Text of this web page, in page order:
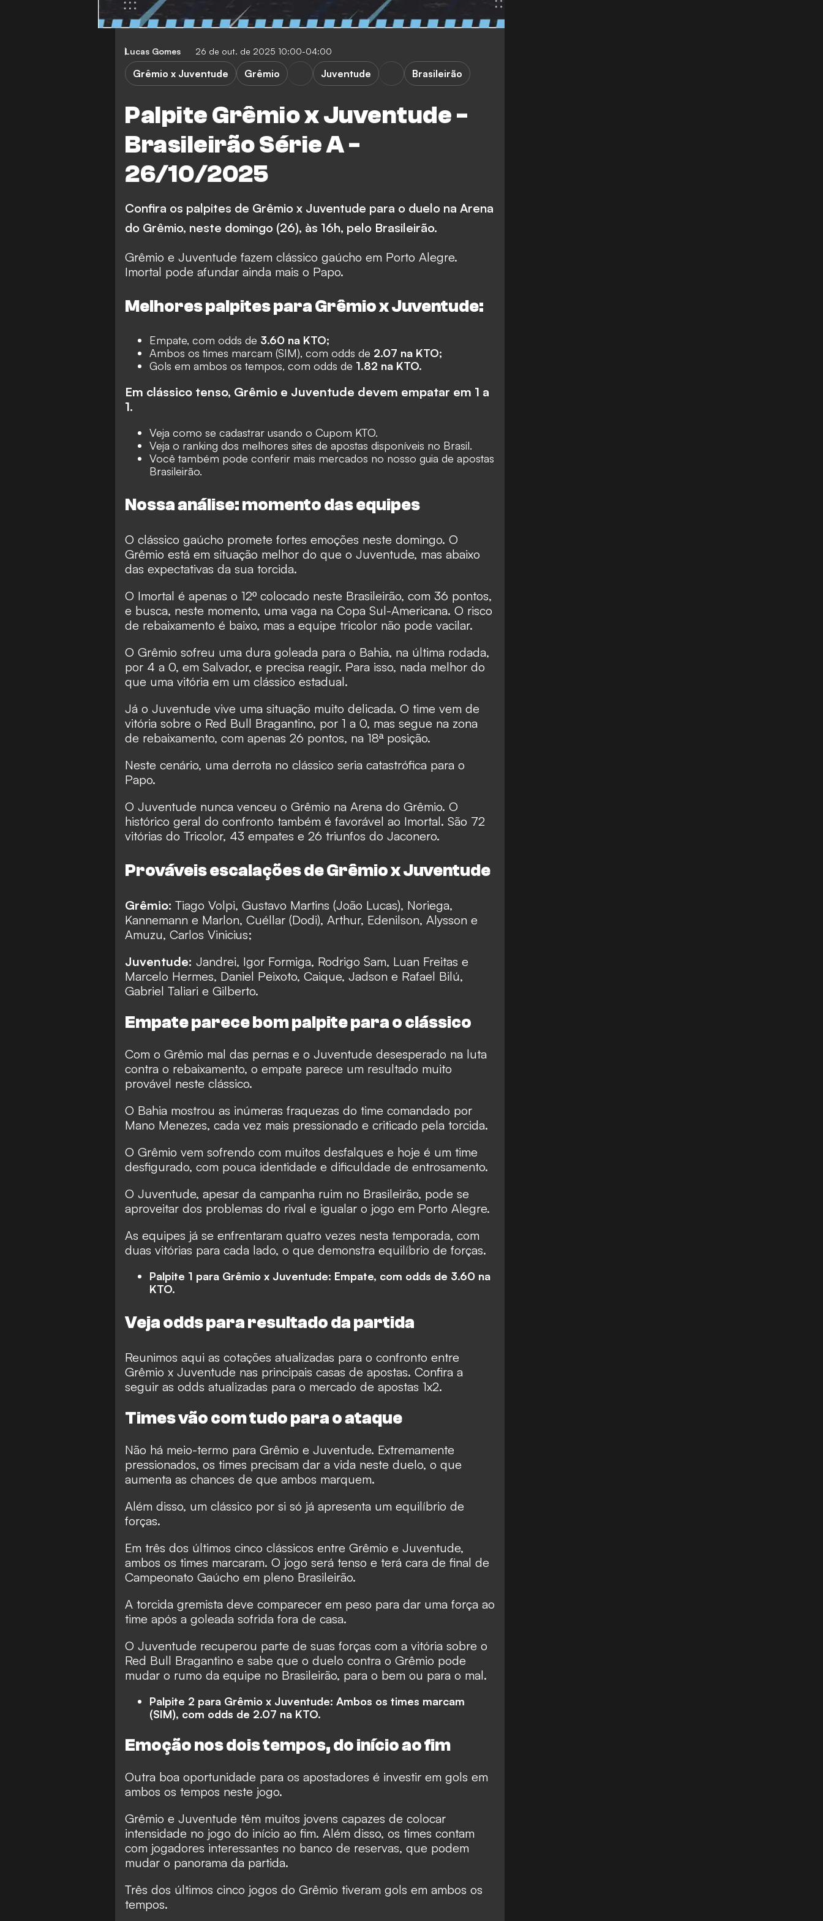
Lucas Gomes 26 de out. de 2025 10:00-04:00
Palpite Grêmio x Juventude -
Brasileirão Série A -
26/10/2025
Grêmio x Juventude Grêmio Juventude Brasileirão
Confira os palpites de Grêmio x Juventude para o duelo na Arena
do Grêmio, neste domingo (26), às 16h, pelo Brasileirão.
Grêmio e Juventude fazem clássico gaúcho em Porto Alegre.
Imortal pode afundar ainda mais o Papo.
Melhores palpites para Grêmio x Juventude:
Empate, com odds de 3.60 na KTO;
Ambos os times marcam (SIM), com odds de 2.07 na KTO;
Gols em ambos os tempos, com odds de 1.82 na KTO.
Em clássico tenso, Grêmio e Juventude devem empatar em 1 a
1.
Veja como se cadastrar usando o Cupom KTO.
Veja o ranking dos melhores sites de apostas disponíveis no Brasil.
Você também pode conferir mais mercados no nosso guia de apostas
Brasileirão.
Nossa análise: momento das equipes
O clássico gaúcho promete fortes emoções neste domingo. O
Grêmio está em situação melhor do que o Juventude, mas abaixo
das expectativas da sua torcida.
O Imortal é apenas o 12º colocado neste Brasileirão, com 36 pontos,
e busca, neste momento, uma vaga na Copa Sul-Americana. O risco
de rebaixamento é baixo, mas a equipe tricolor não pode vacilar.
O Grêmio sofreu uma dura goleada para o Bahia, na última rodada,
por 4 a 0, em Salvador, e precisa reagir. Para isso, nada melhor do
que uma vitória em um clássico estadual.
Já o Juventude vive uma situação muito delicada. O time vem de
vitória sobre o Red Bull Bragantino, por 1 a 0, mas segue na zona
de rebaixamento, com apenas 26 pontos, na 18ª posição.
Neste cenário, uma derrota no clássico seria catastrófica para o
Papo.
O Juventude nunca venceu o Grêmio na Arena do Grêmio. O
histórico geral do confronto também é favorável ao Imortal. São 72
vitórias do Tricolor, 43 empates e 26 triunfos do Jaconero.
Prováveis escalações de Grêmio x Juventude
Grêmio: Tiago Volpi, Gustavo Martins (João Lucas), Noriega,
Kannemann e Marlon, Cuéllar (Dodi), Arthur, Edenilson, Alysson e
Amuzu, Carlos Vinicius;
Juventude: Jandrei, Igor Formiga, Rodrigo Sam, Luan Freitas e
Marcelo Hermes, Daniel Peixoto, Caique, Jadson e Rafael Bilú,
Gabriel Taliari e Gilberto.
Empate parece bom palpite para o clássico
Com o Grêmio mal das pernas e o Juventude desesperado na luta
contra o rebaixamento, o empate parece um resultado muito
provável neste clássico.
O Bahia mostrou as inúmeras fraquezas do time comandado por
Mano Menezes, cada vez mais pressionado e criticado pela torcida.
O Grêmio vem sofrendo com muitos desfalques e hoje é um time
desfigurado, com pouca identidade e dificuldade de entrosamento.
O Juventude, apesar da campanha ruim no Brasileirão, pode se
aproveitar dos problemas do rival e igualar o jogo em Porto Alegre.
As equipes já se enfrentaram quatro vezes nesta temporada, com
duas vitórias para cada lado, o que demonstra equilíbrio de forças.
Palpite 1 para Grêmio x Juventude: Empate, com odds de 3.60 na
KTO.
Veja odds para resultado da partida
Reunimos aqui as cotações atualizadas para o confronto entre
Grêmio x Juventude nas principais casas de apostas. Confira a
seguir as odds atualizadas para o mercado de apostas 1x2.
Times vão com tudo para o ataque
Não há meio-termo para Grêmio e Juventude. Extremamente
pressionados, os times precisam dar a vida neste duelo, o que
aumenta as chances de que ambos marquem.
Além disso, um clássico por si só já apresenta um equilíbrio de
forças.
Em três dos últimos cinco clássicos entre Grêmio e Juventude,
ambos os times marcaram. O jogo será tenso e terá cara de final de
Campeonato Gaúcho em pleno Brasileirão.
A torcida gremista deve comparecer em peso para dar uma força ao
time após a goleada sofrida fora de casa.
O Juventude recuperou parte de suas forças com a vitória sobre o
Red Bull Bragantino e sabe que o duelo contra o Grêmio pode
mudar o rumo da equipe no Brasileirão, para o bem ou para o mal.
Palpite 2 para Grêmio x Juventude: Ambos os times marcam
(SIM), com odds de 2.07 na KTO.
Emoção nos dois tempos, do início ao fim
Outra boa oportunidade para os apostadores é investir em gols em
ambos os tempos neste jogo.
Grêmio e Juventude têm muitos jovens capazes de colocar
intensidade no jogo do início ao fim. Além disso, os times contam
com jogadores interessantes no banco de reservas, que podem
mudar o panorama da partida.
Três dos últimos cinco jogos do Grêmio tiveram gols em ambos os
tempos.